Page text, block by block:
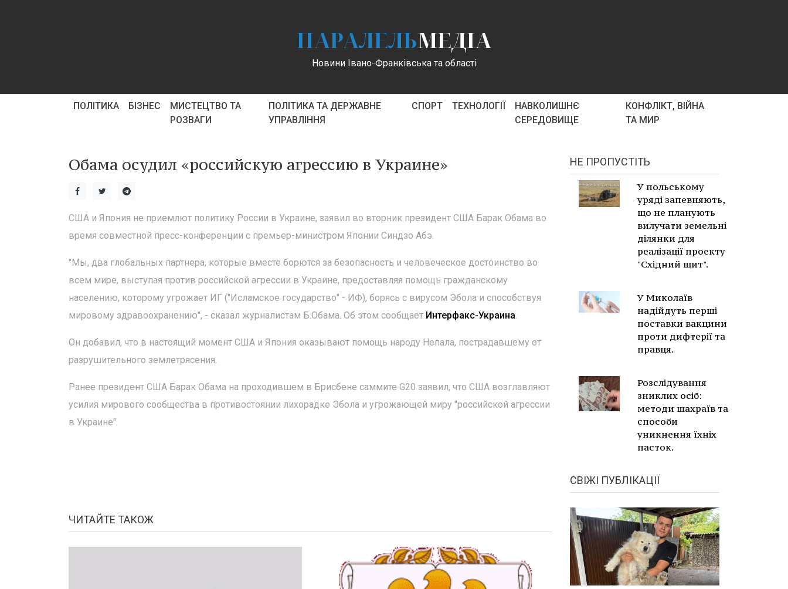
ПАРАЛЕЛЬМЕДІА
Новини Івано-Франківська та області
ПОЛІТИКА БІЗНЕС
МИСТЕЦТВО ТА
РОЗВАГИ
ПОЛІТИКА ТА ДЕРЖАВНЕ
УПРАВЛІННЯ
СПОРТ ТЕХНОЛОГІЇ
НАВКОЛИШНЄ
СЕРЕДОВИЩЕ
КОНФЛІКТ, ВІЙНА
ТА МИР
Обама осудил «российскую агрессию в Украине»
США и Япония не приемлют политику России в Украине, заявил во вторник президент США Барак Обама во
время совместной пресс-конференции с премьер-министром Японии Синдзо Абэ.
"Мы, два глобальных партнера, которые вместе борются за безопасность и человеческое достоинство во
всем мире, выступая против российской агрессии в Украине, предоставляя помощь гражданскому
населению, которому угрожает ИГ ("Исламское государство" - ИФ), борясь с вирусом Эбола и способствуя
мировому здравоохранению", - сказал журналистам Б.Обама. Об этом сообщает Интерфакс-Украина.
Он добавил, что в настоящий момент США и Япония оказывают помощь народу Непала, пострадавшему от
разрушительного землетрясения.
Ранее президент США Барак Обама на проходившем в Брисбене саммите G20 заявил, что США возглавляют
усилия мирового сообщества в противостоянии лихорадке Эбола и угрожающей миру "российской агрессии
в Украине".
ЧИТАЙТЕ ТАКОЖ
НЕ ПРОПУСТІТЬ
У польському
уряді запевняють,
що не планують
вилучати земельні
ділянки для
реалізації проекту
"Східний щит".
У Миколаїв
надійдуть перші
поставки вакцини
проти дифтерії та
правця.
Розслідування
зниклих осіб:
методи шахраїв та
способи
уникнення їхніх
пасток.
СВІЖІ ПУБЛІКАЦІЇ